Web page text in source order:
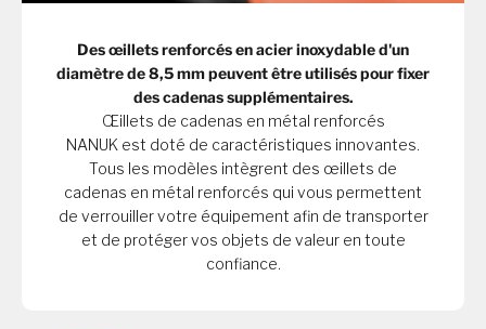
Des œillets renforcés en acier inoxydable d'un
diamètre de 8,5 mm peuvent être utilisés pour fixer
des cadenas supplémentaires.
Œillets de cadenas en métal renforcés
NANUK est doté de caractéristiques innovantes.
Tous les modèles intègrent des œillets de
cadenas en métal renforcés qui vous permettent
de verrouiller votre équipement afin de transporter
et de protéger vos objets de valeur en toute
confiance.